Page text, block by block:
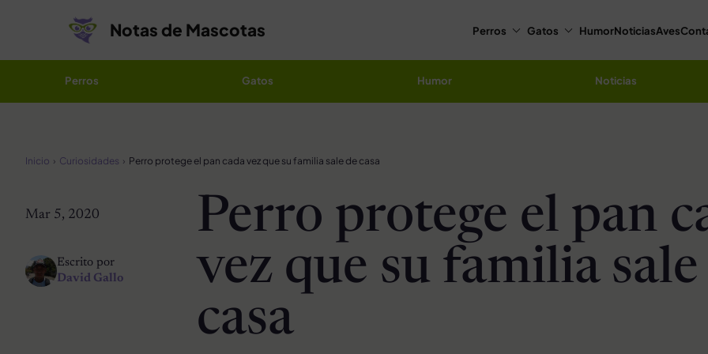
Notas de Mascotas Perros Gatos HumorNoticiasAves
Perros Gatos Humor Noticias
Inicio Curiosidades Perro protege el pan cada vez que su familia sale de casa
Mar 5, 2020
Escrito por
David Gallo
Perro protege el pan
vez que su familia sale
casa